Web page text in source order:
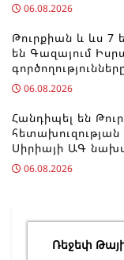
06.08.2026
Թուրքիան և ևս
են Գազայում
06.08.2026
Հանդիպել են
հետախուզության
Սիրիայի ԱԳ
06.08.2026
Ռեջեփ